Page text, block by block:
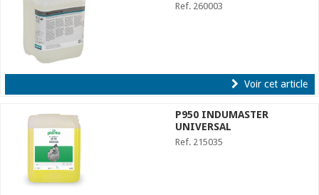
Ref. 260003
Voir cet article
P950 INDUMASTER
UNIVERSAL
Ref. 215035